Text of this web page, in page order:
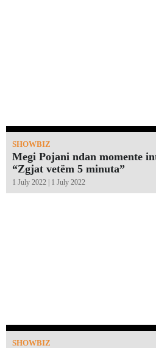
SHOWBIZ
Megi Pojani ndan momente
“Zgjat vetëm 5 minuta”￼
1 July 2022 | 1 July 2022
SHOWBIZ